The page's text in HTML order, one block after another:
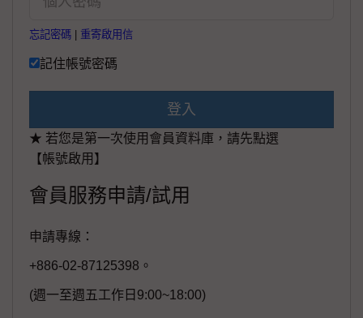
忘記密碼 重寄啟用信
記住帳號密碼
登入
★ 若您是第一次使用會員資料庫，請先點選
【帳號啟用】
會員服務申請/試用
申請專線：
+886-02-87125398。
(週一至週五工作日9:00~18:00)